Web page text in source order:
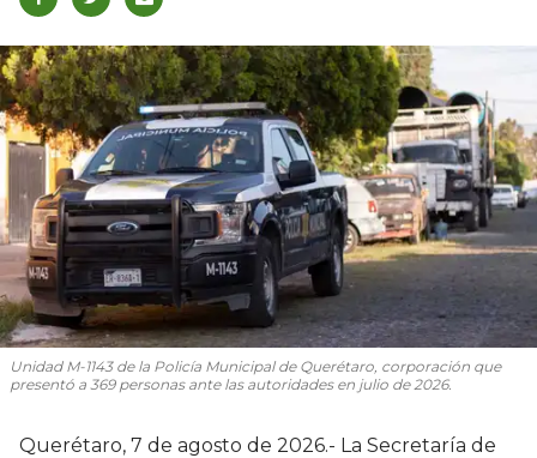
Unidad M-1143 de la Policía Municipal de Querétaro, corporación que
presentó a 369 personas ante las autoridades en julio de 2026.
Querétaro, 7 de agosto de 2026.- La Secretaría de